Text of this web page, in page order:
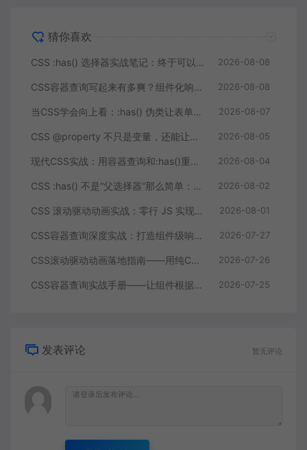
猜你喜欢
CSS :has() 选择器实战笔记：终于可以选中父元素了 2026-08-08
CSS容器查询写起来有多爽？组件化响应式从此不再靠@media 2026-08-08
当CSS学会向上看：:has() 伪类让表单反馈和卡片布局变得像变魔术 2026-08-07
CSS @property 不只是变量，还能让数字和颜色动起来 2026-08-05
现代CSS实战：用容器查询和:has()重构组件层叠逻辑 2026-08-04
CSS :has() 不是“父选择器”那么简单：三个真实改造案例让我删掉了 200 行 JS 2026-08-02
CSS 滚动驱动动画实战：零行 JS 实现进度条、视差与入场特效 2026-08-01
CSS容器查询深度实战：打造组件级响应式布局 2026-07-27
CSS滚动驱动动画落地指南——用纯CSS构建滚动叙事页面的完整方案 2026-07-26
CSS容器查询实战手册——让组件根据自身尺寸而非视口自适应布局 2026-07-25
发表评论 暂无评论